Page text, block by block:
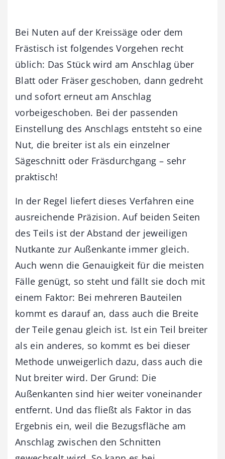
Bei Nuten auf der Kreissäge oder dem
Frästisch ist folgendes Vorgehen recht
üblich: Das Stück wird am Anschlag über
Blatt oder Fräser geschoben, dann gedreht
und sofort erneut am Anschlag
vorbeigeschoben. Bei der passenden
Einstellung des Anschlags entsteht so eine
Nut, die breiter ist als ein einzelner
Sägeschnitt oder Fräsdurchgang – sehr
praktisch!
In der Regel liefert dieses Verfahren eine
ausreichende Präzision. Auf beiden Seiten
des Teils ist der Abstand der jeweiligen
Nutkante zur Außenkante immer gleich.
Auch wenn die Genauigkeit für die meisten
Fälle genügt, so steht und fällt sie doch mit
einem Faktor: Bei mehreren Bauteilen
kommt es darauf an, dass auch die Breite
der Teile genau gleich ist. Ist ein Teil breiter
als ein anderes, so kommt es bei dieser
Methode unweigerlich dazu, dass auch die
Nut breiter wird. Der Grund: Die
Außenkanten sind hier weiter voneinander
entfernt. Und das fließt als Faktor in das
Ergebnis ein, weil die Bezugsfläche am
Anschlag zwischen den Schnitten